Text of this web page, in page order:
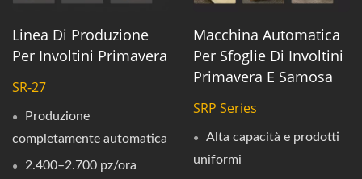
Linea Di Produzione
Per Involtini Primavera
SR-27
Produzione
completamente automatica
2.400–2.700 pz/ora
Macchina Automatica
Per Sfoglie Di Involtini
Primavera E Samosa
SRP Series
Alta capacità e prodotti
uniformi